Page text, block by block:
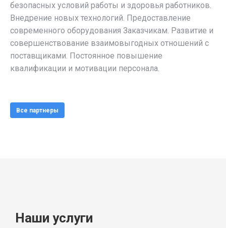
безопасных условий работы и здоровья работников.
Внедрение новых технологий. Предоставление
современного оборудования Заказчикам. Развитие и
совершенствование взаимовыгодных отношений с
поставщиками. Постоянное повышение
квалификации и мотивации персонала.
Все партнеры
Наши услуги